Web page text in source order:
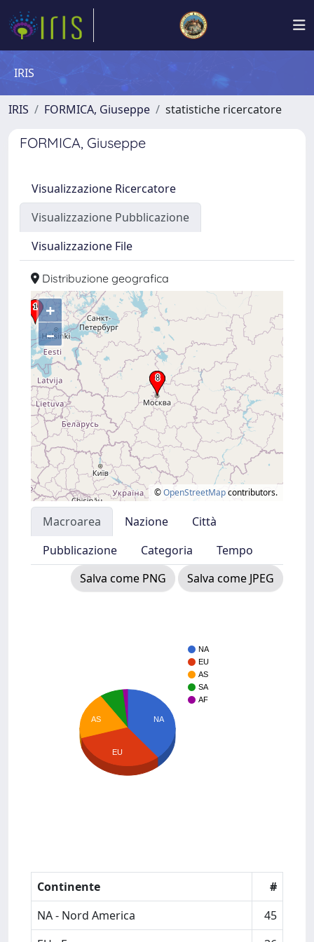
IRIS
IRIS FORMICA, Giuseppe statistiche ricercatore
FORMICA, Giuseppe
Visualizzazione Ricercatore
Visualizzazione Pubblicazione
Visualizzazione File
Distribuzione geografica
+
–
©OpenStreetMapcontributors.
Macroarea Nazione
Città
Pubblicazione
Categoria
Tempo
Salva come PNG
Salva come JPEG
NA
EU
AS
SA
AF
NA
AS
EU
Continente
#
NA - Nord America
45